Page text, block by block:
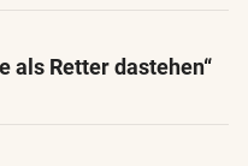
als Retter dastehen“